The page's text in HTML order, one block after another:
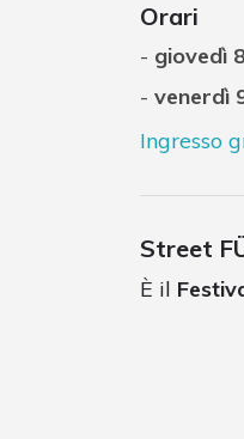
Orari
giovedì
venerdì
Ingresso
Street
È il